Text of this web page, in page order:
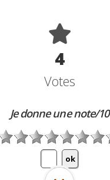
4
Votes
Je donne une note/10